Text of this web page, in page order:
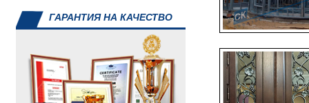
для
систем
Скамейки,
урны
Спорт
ГАРАНТИЯ НА КАЧЕСТВО